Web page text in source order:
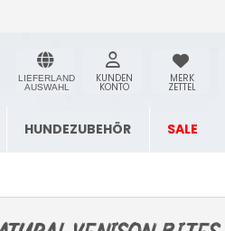
LIEFERLAND
AUSWAHL
KUNDEN
KONTO
MERK
ZETTEL
HUNDEZUBEHÖR SALE